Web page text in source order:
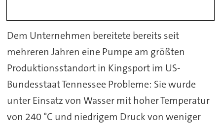
Dem Unternehmen bereitete bereits seit
mehreren Jahren eine Pumpe am größten
Produktionsstandort in Kingsport im US-
Bundesstaat Tennessee Probleme: Sie wurde
unter Einsatz von Wasser mit hoher Temperatur
von 240 °C und niedrigem Druck von weniger